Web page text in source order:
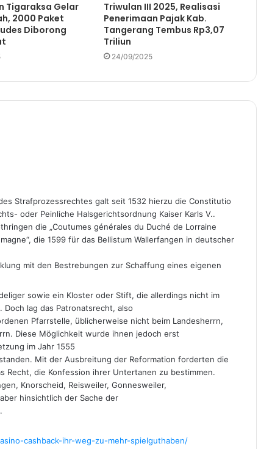
Tigaraksa Gelar
2000 Paket
Diborong
Triwulan III 2025, Realisasi
Penerimaan Pajak Kab.
Tangerang Tembus Rp3,07
Triliun
24/09/2025
Strafprozessrechtes galt seit 1532 hierzu die Constitutio
oder Peinliche Halsgerichtsordnung Kaiser Karls V..
die „Coutumes générales du Duché de Lorraine
die 1599 für das Bellistum Wallerfangen in deutscher
mit den Bestrebungen zur Schaffung eines eigenen
sowie ein Kloster oder Stift, die allerdings nicht im
lag das Patronatsrecht, also
Pfarrstelle, üblicherweise nicht beim Landesherrn,
Diese Möglichkeit wurde ihnen jedoch erst
im Jahr 1555
Mit der Ausbreitung der Reformation forderten die
Recht, die Konfession ihrer Untertanen zu bestimmen.
Knorscheid, Reisweiler, Gonnesweiler,
hinsichtlich der Sache der
cashback-ihr-weg-zu-mehr-spielguthaben/